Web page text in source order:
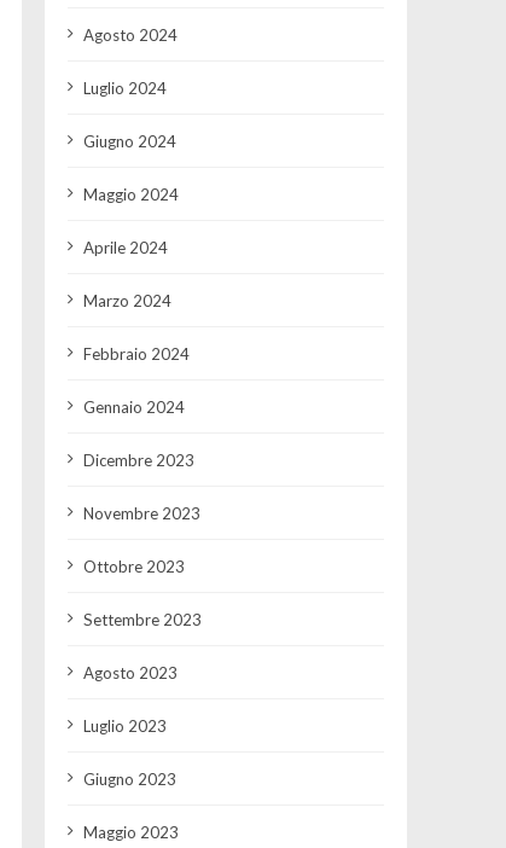
Agosto 2024
Luglio 2024
Giugno 2024
Maggio 2024
Aprile 2024
Marzo 2024
Febbraio 2024
Gennaio 2024
Dicembre 2023
Novembre 2023
Ottobre 2023
Settembre 2023
Agosto 2023
Luglio 2023
Giugno 2023
Maggio 2023